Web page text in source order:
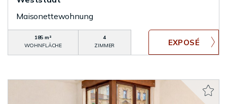
Maisonettewohnung
185 m²
WOHNFLÄCHE
4
ZIMMER